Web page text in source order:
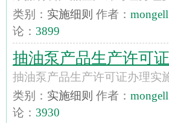
类别： 实施细则 作者： mongell
论： 3899
抽油泵产品生产许可
抽油泵产品生产许可证办理实
类别： 实施细则 作者： mongell
论： 3930